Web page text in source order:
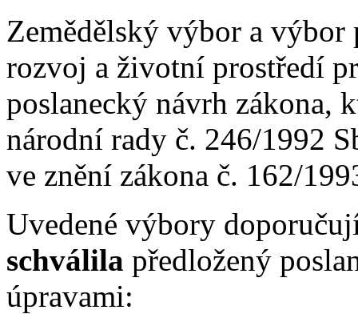
Zemědělský výbor a
rozvoj a životní prostředí
poslanecký návrh zákona,
národní rady č. 246/1992
ve znění zákona č. 162/
Uvedené výbory
schválila předložený
úpravami: